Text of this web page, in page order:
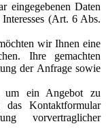
eingegebenen Daten
(Art. 6 Abs.
wir Ihnen eine
Ihre gemachten
der Anfrage sowie
um ein Angebot zu
Kontaktformular
vorvertraglicher